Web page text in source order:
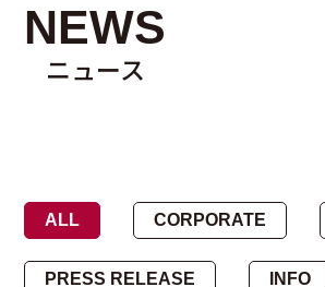
NEWS
ニュース
ALL CORPORATE
PRESS RELEASE INFO